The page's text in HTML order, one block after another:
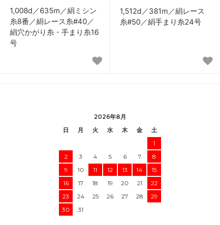
1,008d／635m／絹ミシン
糸8番／絹レース糸#40／
絹穴かがり糸・手まり糸16
号
1,512d／381m／絹レース
糸#50／絹手まり糸24号
2026年8月
日
月 火 水 木 金
土
1
2
3 4 5 6 7
8
9
10 11 12 13 14
15
16
17 18 19 20 21
22
23
24 25 26 27 28
29
30
31